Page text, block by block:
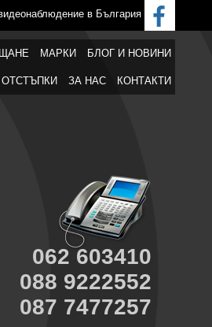
в България
МАРКИ БЛОГ И НОВИНИ
ОТСТЪПКИ ЗА НАС КОНТАКТИ
062 603410
088 9222552
087 7477257